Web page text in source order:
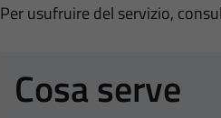
Per usufruire del servizio,
Cosa serve